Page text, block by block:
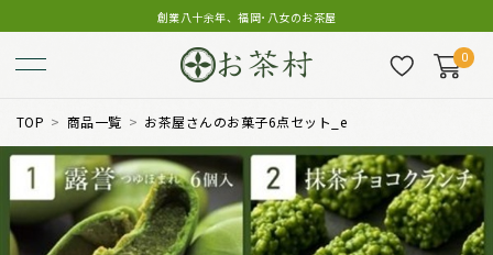
創業八十余年、福岡･八女のお茶屋
0
TOP 商品一覧 お茶屋さんのお菓子6点セット_e